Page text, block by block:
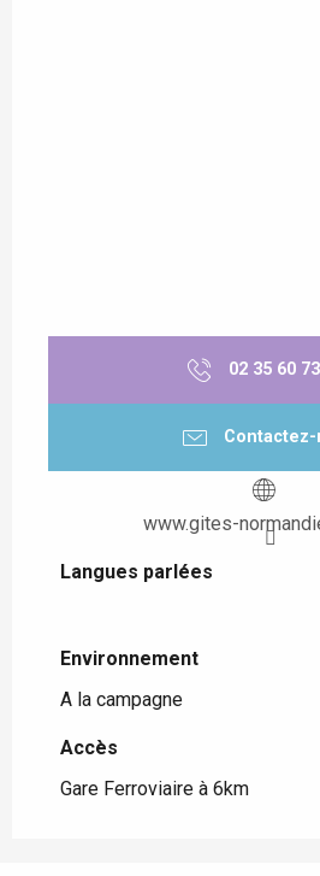
02 35 60 73
www.gites-
Langues parlées
Langues parlées
Environnement
Environnement
A la campagne
Accès
Accès
Gare Ferroviaire à 6km